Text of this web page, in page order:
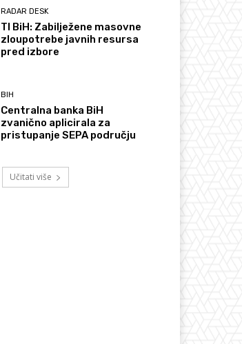
RADAR DESK
TI BiH: Zabilježene masovne
zloupotrebe javnih resursa
pred izbore
BIH
Centralna banka BiH
zvanično aplicirala za
pristupanje SEPA području
Učitati više